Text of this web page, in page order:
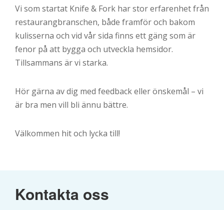
Vi som startat Knife & Fork har stor erfarenhet från
restaurangbranschen, både framför och bakom
kulisserna och vid vår sida finns ett gäng som är
fenor på att bygga och utveckla hemsidor.
Tillsammans är vi starka.
Hör gärna av dig med feedback eller önskemål – vi
är bra men vill bli ännu bättre.
Välkommen hit och lycka till!
Kontakta oss